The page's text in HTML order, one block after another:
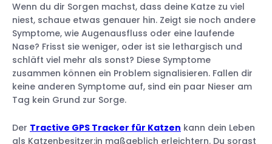
Wenn du dir Sorgen machst, dass deine Katze zu viel
niest, schaue etwas genauer hin. Zeigt sie noch andere
Symptome, wie Augenausfluss oder eine laufende
Nase? Frisst sie weniger, oder ist sie lethargisch und
schläft viel mehr als sonst? Diese Symptome
zusammen können ein Problem signalisieren. Fallen dir
keine anderen Symptome auf, sind ein paar Nieser am
Tag kein Grund zur Sorge.
Der Tractive GPS Tracker für Katzen kann dein Leben
als Katzenbesitzer:in maßgeblich erleichtern. Du sorgst